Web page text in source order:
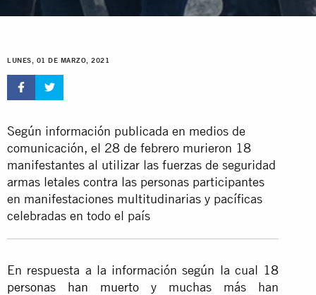
LUNES, 01 DE MARZO, 2021
Según información publicada en medios de
comunicación, el 28 de febrero murieron 18
manifestantes al utilizar las fuerzas de seguridad
armas letales contra las personas participantes
en manifestaciones multitudinarias y pacíficas
celebradas en todo el país
En respuesta a la información según la cual 18
personas han muerto y muchas más han